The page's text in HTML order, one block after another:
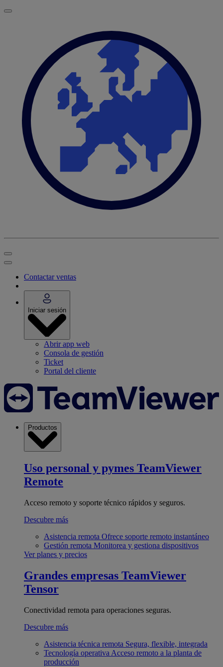
Contactar ventas
Iniciar sesión
Abrir app web
Consola de gestión
Ticket
Portal del cliente
Productos
Uso personal y pymes TeamViewer
Remote
Acceso remoto y soporte técnico rápidos y seguros.
Descubre más
Asistencia remota Ofrece soporte remoto instantáneo
Gestión remota Monitorea y gestiona dispositivos
Ver planes y precios
Grandes empresas TeamViewer
Tensor
Conectividad remota para operaciones seguras.
Descubre más
Asistencia técnica remota Segura, flexible, integrada
Tecnología operativa Acceso remoto a la planta de
producción